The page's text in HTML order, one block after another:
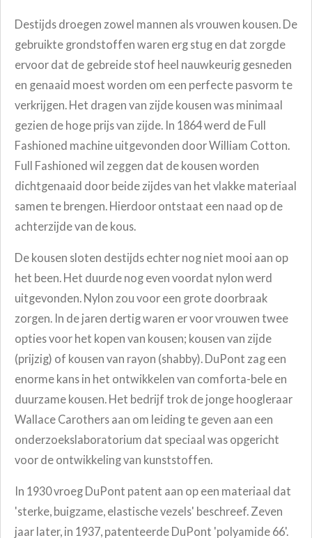
Destijds droegen zowel mannen als vrouwen kousen. De
gebruikte grondstoffen waren erg stug en dat zorgde
ervoor dat de gebreide stof heel nauwkeurig gesneden
en genaaid moest worden om een perfecte pasvorm te
verkrijgen. Het dragen van zijde kousen was minimaal
gezien de hoge prijs van zijde. In 1864 werd de Full
Fashioned machine uitgevonden door William Cotton.
Full Fashioned wil zeggen dat de kousen worden
dichtgenaaid door beide zijdes van het vlakke materiaal
samen te brengen. Hierdoor ontstaat een naad op de
achterzijde van de kous.
De kousen sloten destijds echter nog niet mooi aan op
het been. Het duurde nog even voordat nylon werd
uitgevonden. Nylon zou voor een grote doorbraak
zorgen. In de jaren dertig waren er voor vrouwen twee
opties voor het kopen van kousen; kousen van zijde
(prijzig) of kousen van rayon (shabby). DuPont zag een
enorme kans in het ontwikkelen van comforta-bele en
duurzame kousen. Het bedrijf trok de jonge hoogleraar
Wallace Carothers aan om leiding te geven aan een
onderzoekslaboratorium dat speciaal was opgericht
voor de ontwikkeling van kunststoffen.
In 1930 vroeg DuPont patent aan op een materiaal dat
'sterke, buigzame, elastische vezels' beschreef. Zeven
jaar later, in 1937, patenteerde DuPont 'polyamide 66'.